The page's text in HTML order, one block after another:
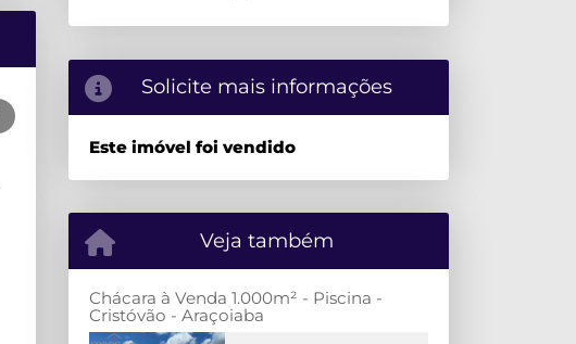
Solicite mais informações
Este imóvel foi vendido
Veja também
Chácara à Venda 1.000m² - Piscina -
Cristóvão - Araçoiaba